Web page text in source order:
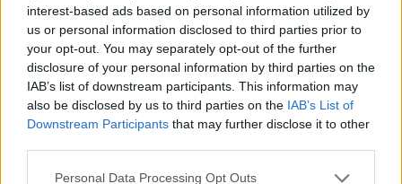
interest-based ads based on personal information utilized by
us or personal information disclosed to third parties prior to
your opt-out. You may separately opt-out of the further
disclosure of your personal information by third parties on the
IAB’s list of downstream participants. This information may
also be disclosed by us to third parties on the IAB’s List of
Downstream Participants that may further disclose it to other
Personal Data Processing Opt Outs